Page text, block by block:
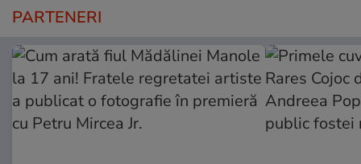
PARTENERI